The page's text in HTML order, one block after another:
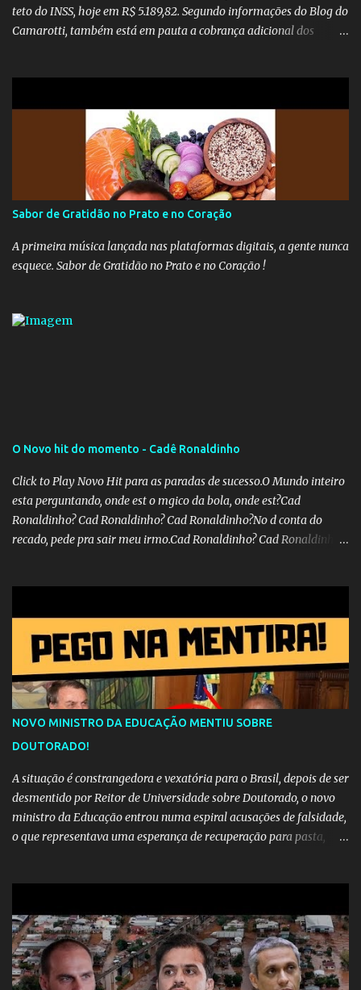
teto do INSS, hoje em R$ 5.189,82. Segundo informações do Blog do
Camarotti, também está em pauta a cobrança adicional dos
a publicação, a reforma da Previdência Social também está sendo
analisada pelos governadores, que querem subir a taxa de
recolhimento. Nesse caso, seriam atingidos os inativos da União e
dos estados. Atualmente, o teto do INSS é de R$ 5.189,82
Sabor de Gratidão no Prato e no Coração
A primeira música lançada nas plataformas digitais, a gente nunca
esquece. Sabor de Gratidão no Prato e no Coração !
O Novo hit do momento - Cadê Ronaldinho
Click to Play Novo Hit para as paradas de sucesso.O Mundo inteiro
esta perguntando, onde est o mgico da bola, onde est?Cad
Ronaldinho? Cad Ronaldinho? Cad Ronaldinho?No d conta do
recado, pede pra sair meu irmo.Cad Ronaldinho? Cad Ronaldinho?
NOVO MINISTRO DA EDUCAÇÃO MENTIU SOBRE
DOUTORADO!
A situação é constrangedora e vexatória para o Brasil, depois de ser
desmentido por Reitor de Universidade sobre Doutorado, o novo
ministro da Educação entrou numa espiral acusações de falsidade,
o que representava uma esperança de recuperação para pasta,
meio vai ter o seu terceiro ministro no comando, depois da
insensatez de Vélez e as loucuras ideológicas de Weintraub, parecia
que a ala influenciada por Olavo de Carvalho tinha perdido força
na gestão... Mas as mentiras de Carlos Alberto Decotelli podem